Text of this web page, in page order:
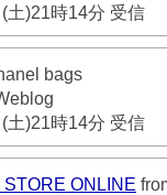
土)21時14分 受信
bags
土)21時14分 受信
ONLINE